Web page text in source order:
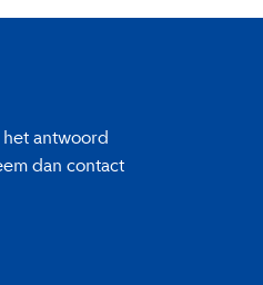
antwoord
dan contact